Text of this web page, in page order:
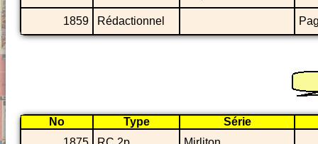
1859 Rédactionnel
No Type
Série